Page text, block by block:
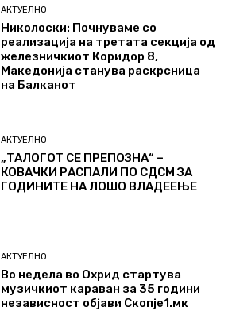
АКТУЕЛНО
Николоски: Почнуваме со
реализација на третата секција од
железничкиот Коридор 8,
Македонија станува раскрсница
на Балканот
АКТУЕЛНО
„ТАЛОГОТ СЕ ПРЕПОЗНА“ –
КОВАЧКИ РАСПАЛИ ПО СДСМ ЗА
ГОДИНИТЕ НА ЛОШО ВЛАДЕЕЊЕ
АКТУЕЛНО
Во недела во Охрид стартува
музичкиот караван за 35 години
независност објави Скопје1.мк